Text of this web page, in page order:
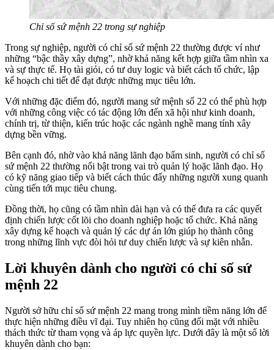
Chỉ số sứ mệnh 22 trong sự nghiệp
Trong sự nghiệp, người có chỉ số sứ mệnh 22 thường được ví như
những “bậc thầy xây dựng”, nhờ khả năng kết hợp giữa tầm nhìn xa
và sự thực tế. Họ tài giỏi, có tư duy logic và biết cách tổ chức, lập
kế hoạch chi tiết để đạt được những mục tiêu lớn.
Với những đặc điểm đó, người mang sứ mệnh số 22 có thể phù hợp
với những công việc có tác động lớn đến xã hội như kinh doanh,
chính trị, từ thiện, kiến trúc hoặc các ngành nghề mang tính xây
dựng bền vững.
Bên cạnh đó, nhờ vào khả năng lãnh đạo bẩm sinh, người có chỉ số
sứ mệnh 22 thường nổi bật trong vai trò quản lý hoặc lãnh đạo. Họ
có kỹ năng giao tiếp và biết cách thúc đẩy những người xung quanh
cùng tiến tới mục tiêu chung.
Đồng thời, họ cũng có tầm nhìn dài hạn và có thể đưa ra các quyết
định chiến lược cốt lõi cho doanh nghiệp hoặc tổ chức. Khả năng
xây dựng kế hoạch và quản lý các dự án lớn giúp họ thành công
trong những lĩnh vực đòi hỏi tư duy chiến lược và sự kiên nhẫn.
Lời khuyên dành cho người có chỉ số sứ
mệnh 22
Người sở hữu chỉ số sứ mệnh 22 mang trong mình tiềm năng lớn để
thực hiện những điều vĩ đại. Tuy nhiên họ cũng đối mặt với nhiều
thách thức từ tham vọng và áp lực quyền lực. Dưới đây là một số lời
khuyên dành cho bạn: